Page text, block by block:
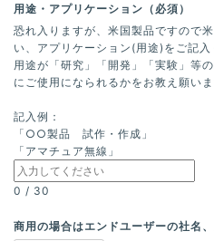
用途・アプリケーション（必須）
恐れ入りますが、米国製品ですので
い、アプリケーション(用途)をご記入
用途が「研究」「開発」「実験」等
にご使用になられるかをお教え願いま
記入例：
「○○製品 試作・作成」
「アマチュア無線」
0 / 30
商用の場合はエンドユーザーの社名